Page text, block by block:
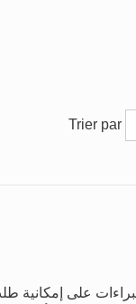
Trier par
على إمكانية